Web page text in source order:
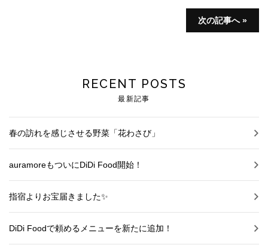
次の記事へ »
RECENT POSTS
最新記事
春の訪れを感じさせる野菜「花わさび」
auramoreもついにDiDi Food開始！
指宿よりお宝届きました✨
DiDi Foodで頼めるメニューを新たに追加！